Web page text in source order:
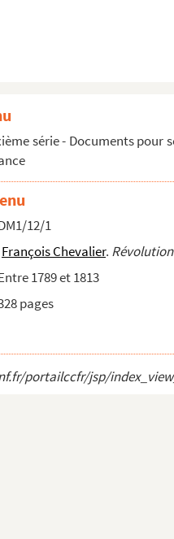
du département, pour serv...
Généralités
série - Documents
12/1
François Chevalier.
1789 et 1813
pages
portailccfr/jsp/